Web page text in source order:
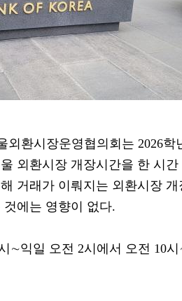
외환시장운영협의회는 2026학
외환시장 개장시간을 한 시간
거래가 이뤄지는 외환시장 개
에는 영향이 없다.
∼익일 오전 2시에서 오전 10